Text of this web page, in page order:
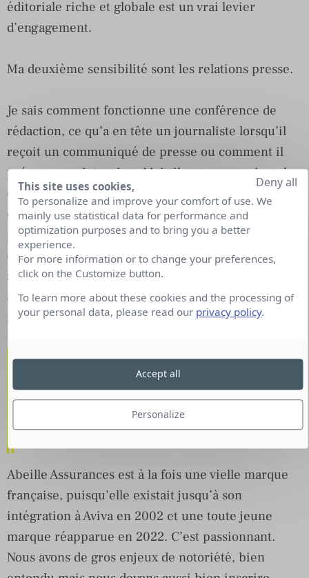
éditoriale riche et globale est un vrai levier
d’engagement.
Ma deuxième sensibilité sont les relations presse.
Je sais comment fonctionne une conférence de
rédaction, ce qu’a en tête un journaliste lorsqu’il
reçoit un communiqué de presse ou comment il
prépare une interview. Mais il se trouve qu’en plus
d’écrire pour un journal je m’occupais également
de son développement, donc je sais aussi à quel
point il est difficile de faire vivre un journal, je
connais les difficultés auxquelles est confronté le
secteur, et les conséquences que celles-ci peuvent
avoir en matière de qualité et de pluralité des
médias.
Quels sont les défis qui
vous attendent ? Quelle
stratégie avez-vous envie
de mettre en œuvre ?
Abeille Assurances est à la fois une vielle marque
française, puisqu’elle existait jusqu’à son
intégration à Aviva en 2002 et une toute jeune
marque réapparue en 2022. C’est passionnant.
Nous avons de gros enjeux de notoriété, bien
This site uses cookies,
To personalize and improve your comfort of use. We
mainly use statistical data for performance and
optimization purposes and to bring you a better
experience.
For more information or to change your preferences,
click on the Customize button.
To learn more about these cookies and the processing of
your personal data, please read our privacy policy.
Personalize
Deny all
Accept all